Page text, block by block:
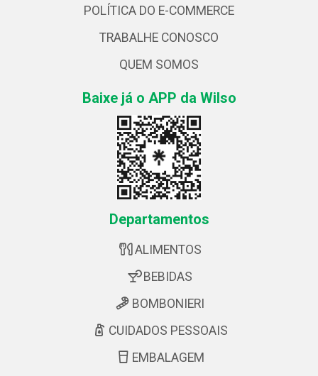
POLÍTICA DO E-COMMERCE
TRABALHE CONOSCO
QUEM SOMOS
Baixe já o APP da Wilso
Departamentos
ALIMENTOS
BEBIDAS
BOMBONIERI
CUIDADOS PESSOAIS
EMBALAGEM